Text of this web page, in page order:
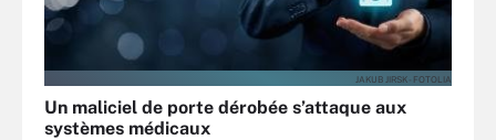
JAKUB JIRSK - FOTOLIA
Un maliciel de porte dérobée s’attaque aux
systèmes médicaux